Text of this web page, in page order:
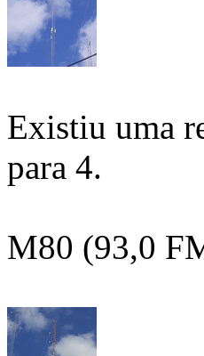
Existiu uma
para 4.
M80 (93,0